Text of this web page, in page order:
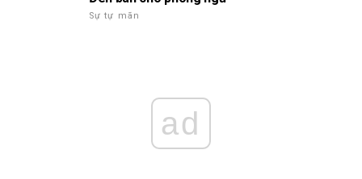
Sự tự mãn
ad